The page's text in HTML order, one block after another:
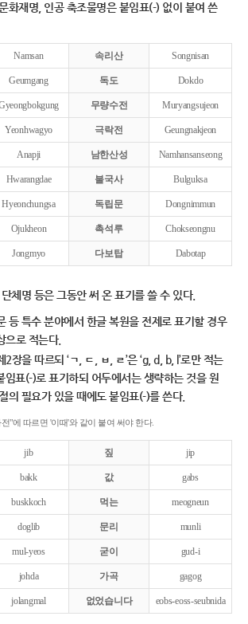
화재명, 인공 축조물명은 붙임표(-) 없이 붙여 쓴
Namsan 속리산 Songnisan
Geumgang 독도 Dokdo
무량수전 Muryangsujeon
Yeonhwagyo 극락전 Geungnakjeon
Anapji 남한산성 Namhansanseong
Hwarangdae 불국사 Bulguksa
Hyeonchungsa 독립문 Dongnimmun
Ojukheon 촉석루 Chokseongnu
Jongmyo 다보탑 Dabotap
체명 등은 그동안 써 온 표기를 쓸 수 있다.
등 특수 분야에서 한글 복원을 전제로 표기할 경우
으로 적는다.
장을 따르되 ‘ㄱ, ㄷ, ㅂ, ㄹ’은 ‘g, d, b, l’로만 적는
임표(-)로 표기하되 어두에서는 생략하는 것을 원
의 필요가 있을 때에도 붙임표(-)를 쓴다.
"에 따르면 '이때'와 같이 붙여 써야 한다.
jib 짚 jip
bakk 값 gabs
buskkoch 먹는 meogneun
doglib 문리 munli
mul-yeos 굳이 gud-i
johda 가곡 gagog
jolangmal 없었습니다 eobs-eoss-seubnida